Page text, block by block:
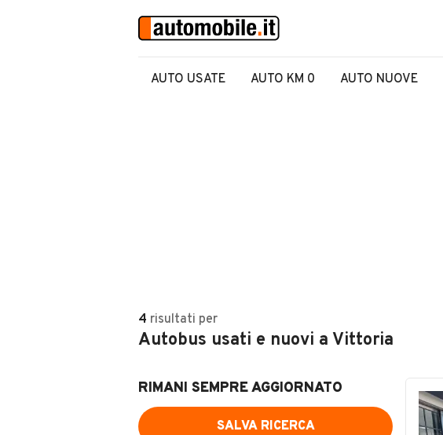
AUTO USATE AUTO KM 0 AUTO NUOVE
4 risultati per
Autobus usati e nuovi a Vittoria
RIMANI SEMPRE AGGIORNATO
SALVA RICERCA